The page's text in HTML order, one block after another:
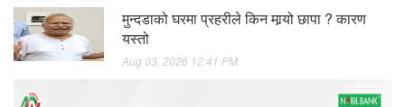
मुन्दडाको घरमा प्रहरीले किन मार्‍यो छापा ? कारण
यस्तो
Aug 03, 2026 12:41 PM